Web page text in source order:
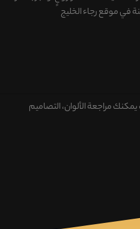
يمكنكمراجعة الألوان، التصاميم